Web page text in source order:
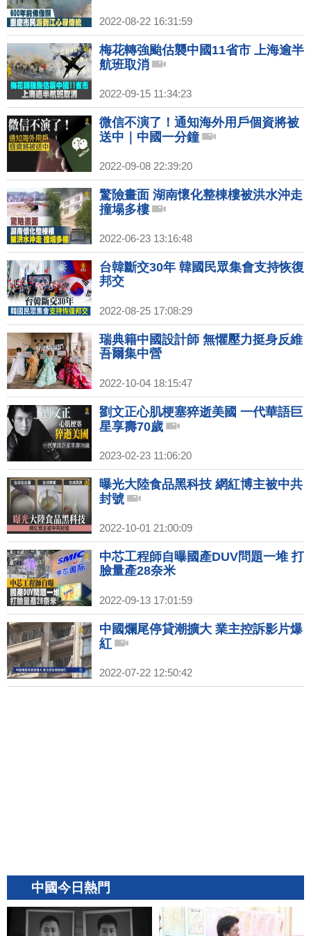
2022-08-22 16:31:59
梅花轉強颱估襲中國11省市 上海逾半
航班取消
2022-09-15 11:34:23
微信不演了！通知海外用戶個資將被
送中｜中國一分鐘
2022-09-08 22:39:20
驚險畫面 湖南懷化整棟樓被洪水沖走
撞塌多樓
2022-06-23 13:16:48
台韓斷交30年 韓國民眾集會支持恢復
邦交
2022-08-25 17:08:29
瑞典籍中國設計師 無懼壓力挺身反維
吾爾集中營
2022-10-04 18:15:47
劉文正心肌梗塞猝逝美國 一代華語巨
星享壽70歲
2023-02-23 11:06:20
曝光大陸食品黑科技 網紅博主被中共
封號
2022-10-01 21:00:09
中芯工程師自曝國產DUV問題一堆 打
臉量產28奈米
2022-09-13 17:01:59
中國爛尾停貸潮擴大 業主控訴影片爆
紅
2022-07-22 12:50:42
中國今日熱門